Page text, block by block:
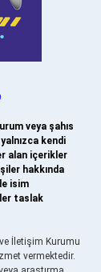
veya şahıs
kendi
alan içerikler
hakkında
isim
taslak
İletişim Kurumu
vermektedir.